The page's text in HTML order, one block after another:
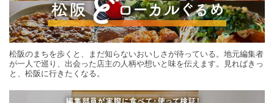
松阪のまちを歩くと、まだ知らないおいしさが待っている。地元編集者
が一人で巡り、出会った店主の人柄や想いと味を伝えます。見ればきっ
と、松阪に行きたくなる。